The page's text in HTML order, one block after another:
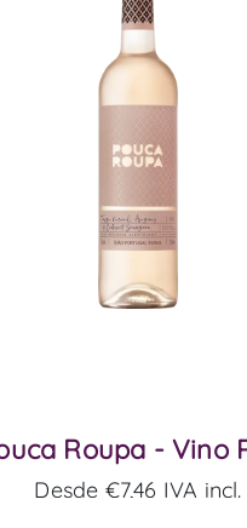
Roupa - Vino
Desde €7,46 IVA incl.